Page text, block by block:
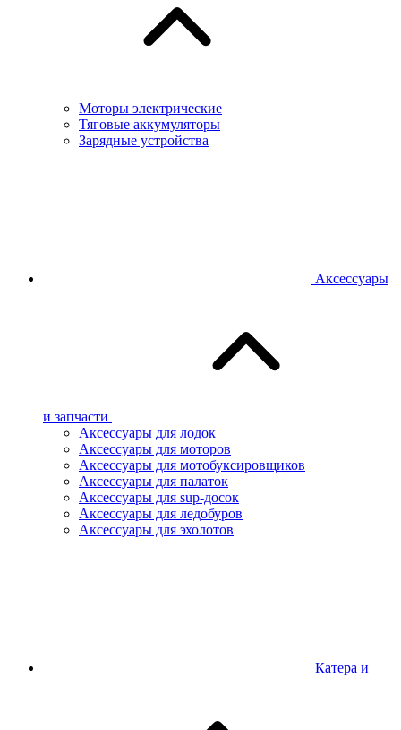
Моторы электрические
Тяговые аккумуляторы
Зарядные устройства
Аксессуары
и запчасти
Аксессуары для лодок
Аксессуары для моторов
Аксессуары для мотобуксировщиков
Аксессуары для палаток
Аксессуары для sup-досок
Аксессуары для ледобуров
Аксессуары для эхолотов
Катера и